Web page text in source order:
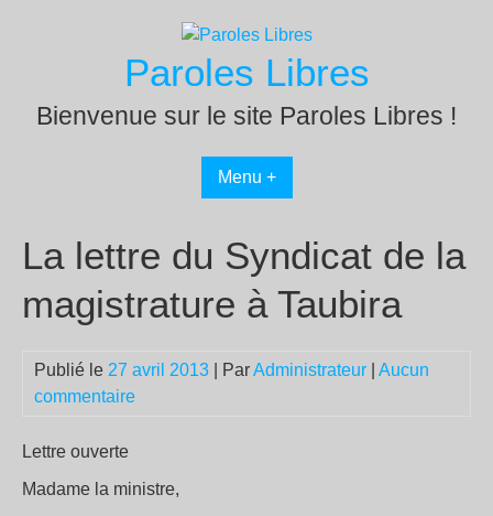
Paroles Libres
Bienvenue sur le site Paroles Libres !
Menu +
La lettre du Syndicat de la
magistrature à Taubira
Publié le 27 avril 2013 | ParAdministrateur
Aucun
commentaire
Lettre ouverte
Madame la ministre,